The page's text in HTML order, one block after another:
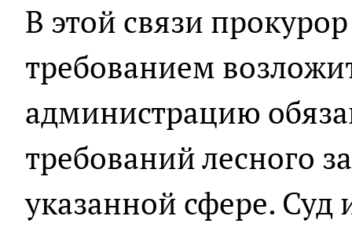
В этой связи
требованием
администрацию
требований лесного
указанной сфере. Суд